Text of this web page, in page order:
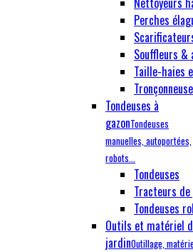
Perches
Souffleurs &
Taille-haies
Tondeuses à
gazonTondeuses
manuelles, autoportées,
robots...
Tondeuses
Tracteurs de
Tondeuses
Outils et matériel
jardinOutillage,